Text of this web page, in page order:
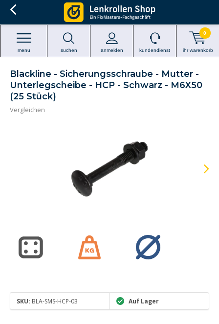
suchen anmelden
menu kundendienst ihr warenkorb
0
Blackline - Sicherungsschraube - Mutter -
Unterlegscheibe - HCP - Schwarz - M6X50
(25 Stück)
Vergleichen
SKU: BLA-SMS-HCP-03 Auf Lager